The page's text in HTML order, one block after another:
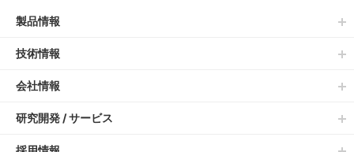
製品情報
技術情報
会社情報
研究開発 / サービス